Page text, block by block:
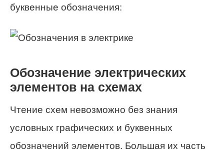
буквенные обозначения:
Обозначение электрических
элементов на схемах
Чтение схем невозможно без знания
условных графических и буквенных
обозначений элементов. Большая их часть